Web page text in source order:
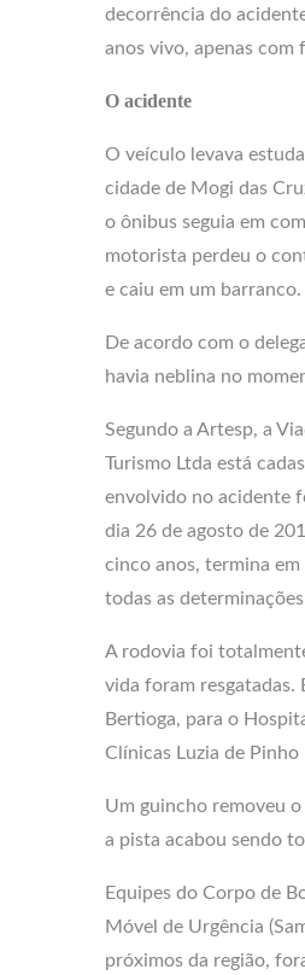
decorrência do
anos vivo, apenas com
O acidente
O veículo levava
cidade de Mogi das
o ônibus seguia em
motorista perdeu o
e caiu em um barranco.
De acordo com o
havia neblina no
Segundo a Artesp, a
Turismo Ltda está
envolvido no acidente
dia 26 de agosto de
cinco anos, termina
todas as determinações
A rodovia foi
vida foram resgatadas.
Bertioga, para o
Clínicas Luzia de
Um guincho removeu
a pista acabou sendo
Equipes do Corpo de
Móvel de Urgência
próximos da região,